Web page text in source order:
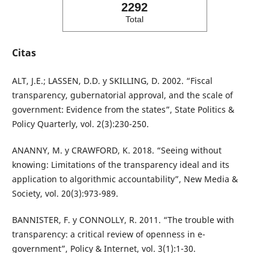
2292
Total
Citas
ALT, J.E.; LASSEN, D.D. y SKILLING, D. 2002. “Fiscal
transparency, gubernatorial approval, and the scale of
government: Evidence from the states”, State Politics &
Policy Quarterly, vol. 2(3):230-250.
ANANNY, M. y CRAWFORD, K. 2018. “Seeing without
knowing: Limitations of the transparency ideal and its
application to algorithmic accountability”, New Media &
Society, vol. 20(3):973-989.
BANNISTER, F. y CONNOLLY, R. 2011. “The trouble with
transparency: a critical review of openness in e-
government”, Policy & Internet, vol. 3(1):1-30.